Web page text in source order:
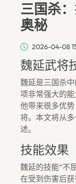
三国杀
奥秘
2026-04-08
魏延武将
魏延是三国杀
项非常强大的
他带来很多优
将。本文将从
述。
技能效果
魏延的技能“不
在受到伤害后